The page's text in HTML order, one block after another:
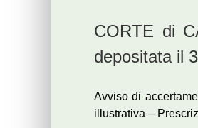
CORTE di
depositata il
Avviso di
illustrativa –